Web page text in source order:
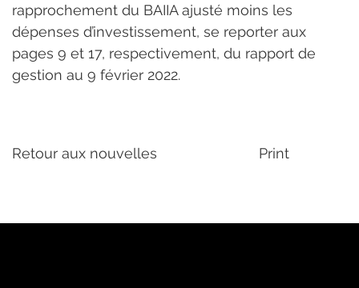
Retour aux nouvelles Print
rapprochement du BAIIA ajusté moins les
dépenses d’investissement, se reporter aux
pages 9 et 17, respectivement, du rapport de
gestion au 9 février 2022.